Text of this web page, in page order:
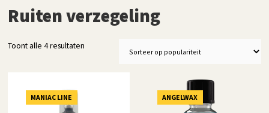
Ruiten verzegeling
Toont alle 4 resultaten
MANIAC LINE ANGELWAX